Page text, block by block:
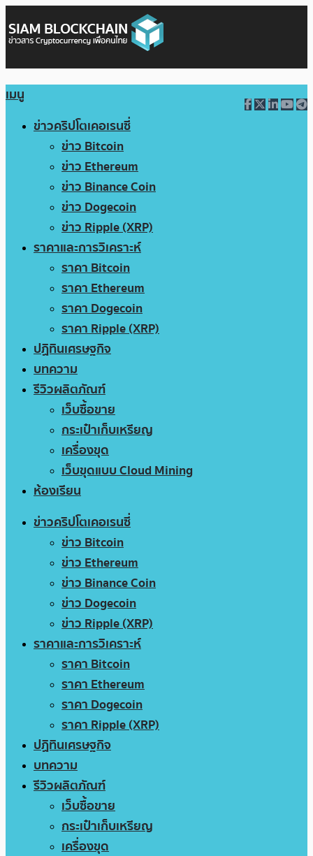
เมนู
ข่าวคริปโตเคอเรนซี่
ข่าว Bitcoin
ข่าว Ethereum
ข่าว Binance Coin
ข่าว Dogecoin
ข่าว Ripple (XRP)
ราคาและการวิเคราะห์
ราคา Bitcoin
ราคา Ethereum
ราคา Dogecoin
ราคา Ripple (XRP)
ปฏิทินเศรษฐกิจ
บทความ
รีวิวผลิตภัณฑ์
เว็บซื้อขาย
กระเป๋าเก็บเหรียญ
เครื่องขุด
เว็บขุดแบบ Cloud Mining
ห้องเรียน
ข่าวคริปโตเคอเรนซี่
ข่าว Bitcoin
ข่าว Ethereum
ข่าว Binance Coin
ข่าว Dogecoin
ข่าว Ripple (XRP)
ราคาและการวิเคราะห์
ราคา Bitcoin
ราคา Ethereum
ราคา Dogecoin
ราคา Ripple (XRP)
ปฏิทินเศรษฐกิจ
บทความ
รีวิวผลิตภัณฑ์
เว็บซื้อขาย
กระเป๋าเก็บเหรียญ
เครื่องขุด